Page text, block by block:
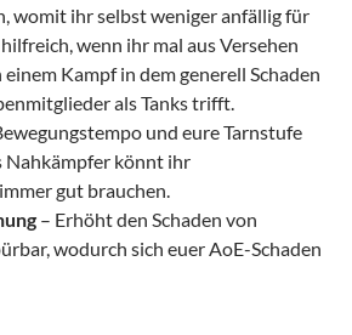
womit ihr selbst weniger anfällig für
wenn ihr mal aus Versehen
Kampf in dem generell Schaden
als Tanks trifft.
und eure Tarnstufe
Nahkämpfer könnt ihr
gut brauchen.
– Erhöht den Schaden von
wodurch sich euer AoE-Schaden